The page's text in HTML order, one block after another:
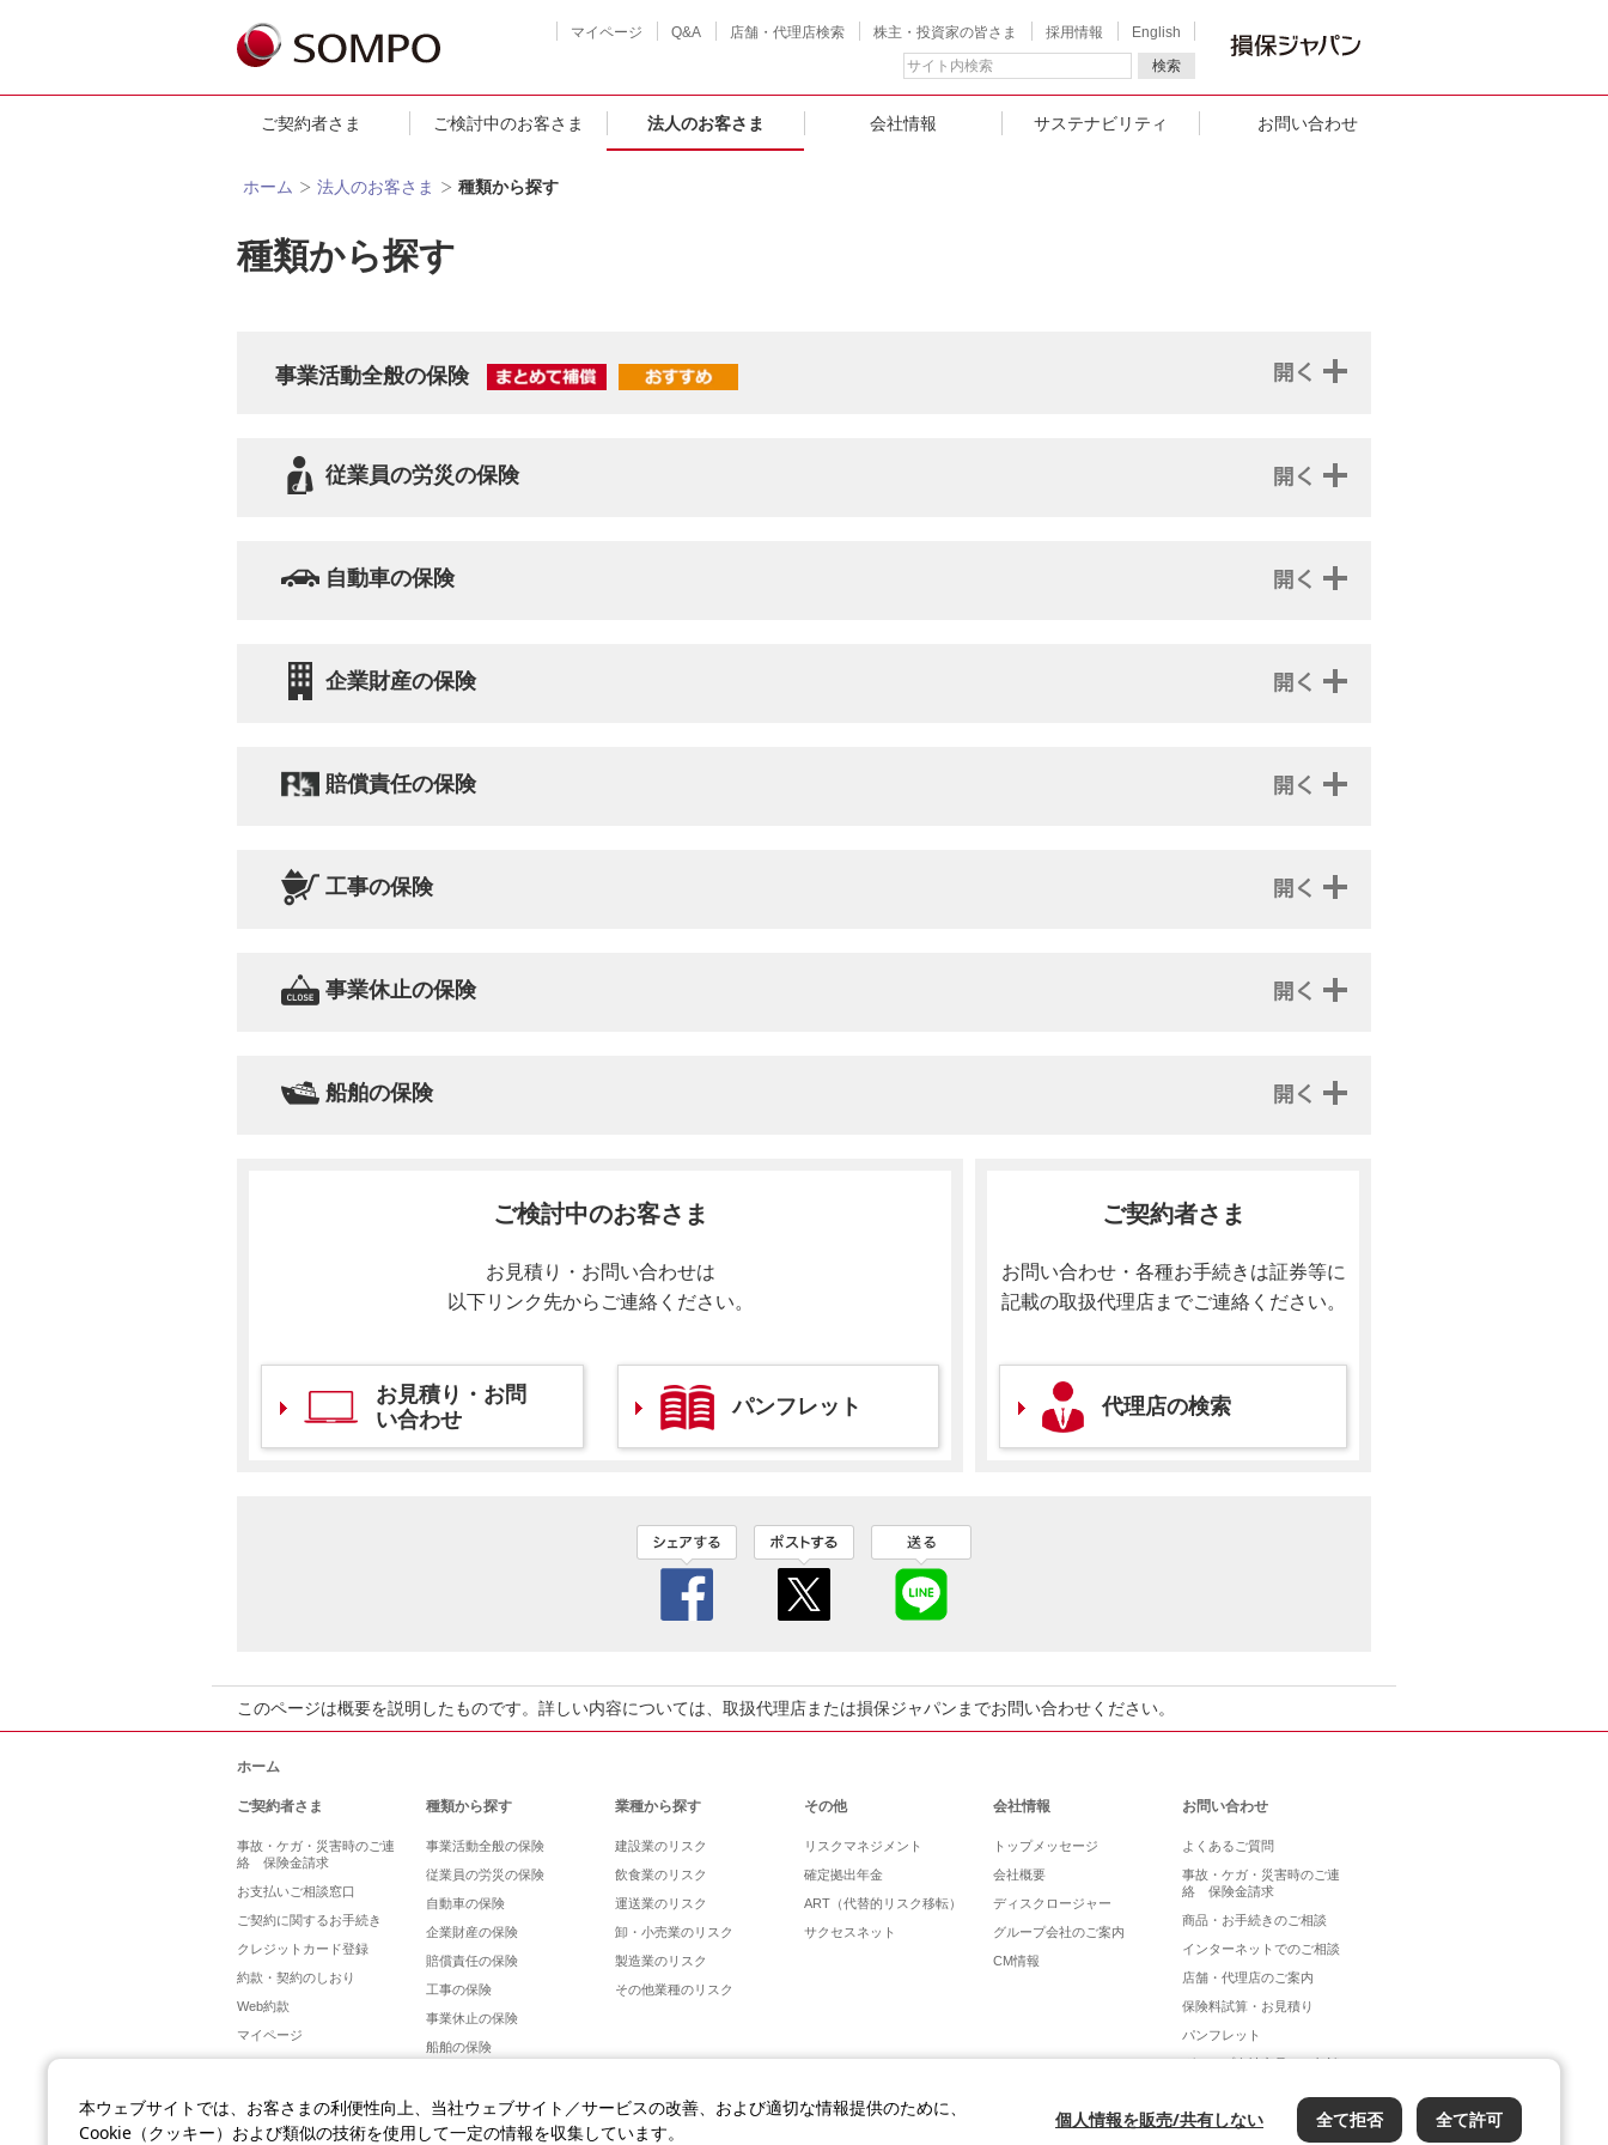
マイページ Q&A 店舗・代理店検索 株主・投資家の皆さま 採用情報
English
検索
ご契約者さま ご検討中のお客さま 法人のお客さま 会社情報 サステナビリティ お問い合わせ
ホーム 法人のお客さま 種類から探す
種類から探す
事業活動全般の保険
従業員の労災の保険
自動車の保険
企業財産の保険
賠償責任の保険
工事の保険
事業休止の保険
船舶の保険
ご検討中のお客さま
お見積り・お問い合わせは
以下リンク先からご連絡ください。
お見積り・お問
い合わせ
パンフレット
ご契約者さま
お問い合わせ・各種お手続きは証券等に
記載の取扱代理店までご連絡ください。
代理店の検索
このページは概要を説明したものです。詳しい内容については、取扱代理店または損保ジャパンまでお問い合わせください。
ホーム
ご契約者さま
事故・ケガ・災害時のご連
絡 保険金請求
お支払いご相談窓口
ご契約に関するお手続き
クレジットカード登録
約款・契約のしおり
Web約款
マイページ
種類から探す
事業活動全般の保険
従業員の労災の保険
自動車の保険
企業財産の保険
賠償責任の保険
工事の保険
事業休止の保険
船舶の保険
業種から探す
建設業のリスク
飲食業のリスク
運送業のリスク
卸・小売業のリスク
製造業のリスク
その他業種のリスク
その他
リスクマネジメント
確定拠出年金
ART（代替的リスク移転）
サクセスネット
会社情報
トップメッセージ
会社概要
ディスクロージャー
グループ会社のご案内
CM情報
お問い合わせ
よくあるご質問
事故・ケガ・災害時のご連
絡 保険金請求
商品・お手続きのご相談
インターネットでのご相談
店舗・代理店のご案内
保険料試算・お見積り
パンフレット
グループ会社商品のご相談
本ウェブサイトでは、お客さまの利便性向上、当社ウェブサイト／サービスの改善、および適切な情報提供のために、
Cookie（クッキー）および類似の技術を使用して一定の情報を収集しています。
個人情報を販売/共有しない 全て拒否 全て許可